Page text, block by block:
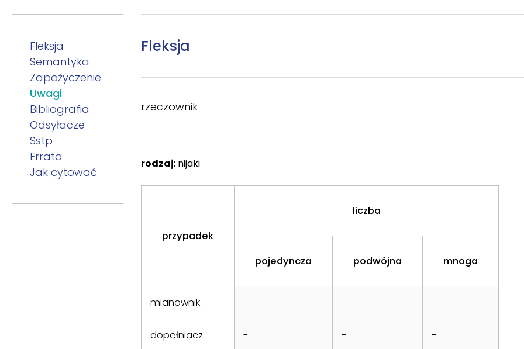
Fleksja
Semantyka
Zapożyczenie
Uwagi
Bibliografia
Odsyłacze
Sstp
Errata
Jak cytować
Fleksja
rzeczownik
rodzaj: nijaki
przypadek
liczba
pojedyncza podwójna mnoga
mianownik - - -
dopełniacz - - -